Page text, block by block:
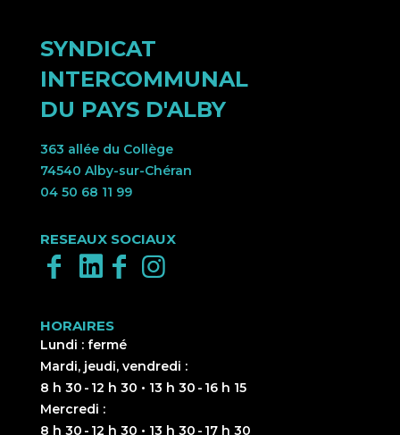
SYNDICAT
INTERCOMMUNAL
DU PAYS D'ALBY
363 allée du Collège
74540 Alby-sur-Chéran
04 50 68 11 99
RESEAUX SOCIAUX
HORAIRES
Lundi : fermé
Mardi, jeudi, vendredi :
8 h 30 - 12 h 30 • 13 h 30 - 16 h 15
Mercredi :
8 h 30 - 12 h 30 • 13 h 30 - 17 h 30